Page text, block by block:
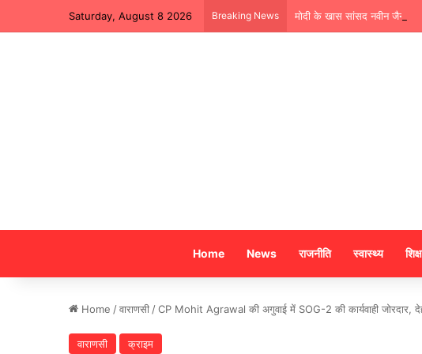
Saturday, August 8 2026 Breaking News मोदी के खास सांसद नवीन जैन ने
Home News राजनीति स्वास्थ्य
Home /वाराणसी /CP Mohit Agrawal की अगुवाई में SOG-2 की कार्यवाही जोरदार,
वाराणसी क्राइम